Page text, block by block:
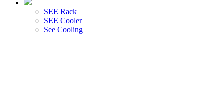
SEE Rack
SEE Cooler
See Cooling